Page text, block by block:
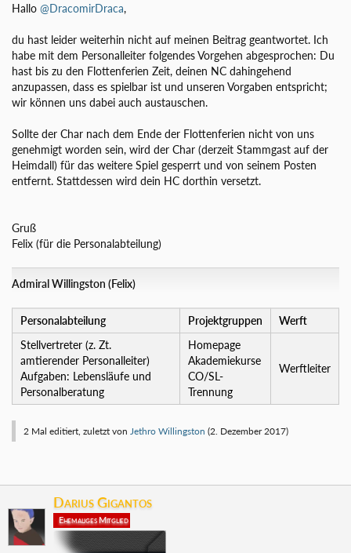
Hallo @DracomirDraca,
du hast leider weiterhin nicht auf meinen Beitrag geantwortet. Ich
habe mit dem Personalleiter folgendes Vorgehen abgesprochen: Du
hast bis zu den Flottenferien Zeit, deinen NC dahingehend
anzupassen, dass es spielbar ist und unseren Vorgaben entspricht;
wir können uns dabei auch austauschen.
Sollte der Char nach dem Ende der Flottenferien nicht von uns
genehmigt worden sein, wird der Char (derzeit Stammgast auf der
Heimdall) für das weitere Spiel gesperrt und von seinem Posten
entfernt. Stattdessen wird dein HC dorthin versetzt.
Gruß
Felix (für die Personalabteilung)
Admiral Willingston (Felix)
Personalabteilung Projektgruppen
Werft
Stellvertreter (z. Zt.
amtierender Personalleiter)
Aufgaben: Lebensläufe und
Personalberatung
Homepage
Akademiekurse
CO/SL-
Trennung
Werftleiter
2 Mal editiert, zuletzt von Jethro Willingston (2. Dezember 2017)
Darius Gigantos
Ehemaliges Mitglied